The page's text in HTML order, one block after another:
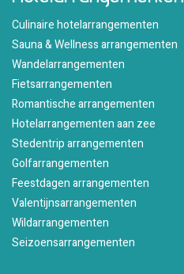
Culinaire hotelarrangementen
Sauna & Wellness arrangementen
Wandelarrangementen
Fietsarrangementen
Romantische arrangementen
Hotelarrangementen aan zee
Stedentrip arrangementen
Golfarrangementen
Feestdagen arrangementen
Valentijnsarrangementen
Wildarrangementen
Seizoensarrangementen